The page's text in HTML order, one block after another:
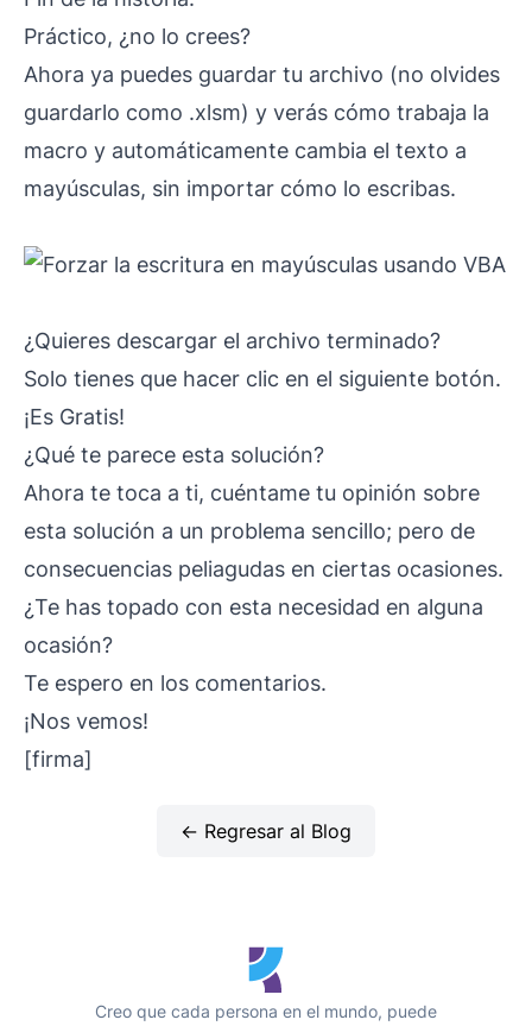
Práctico, ¿no lo crees?
Ahora ya puedes guardar tu archivo (no olvides
guardarlo como .xlsm) y verás cómo trabaja la
macro y automáticamente cambia el texto a
mayúsculas, sin importar cómo lo escribas.
¿Quieres descargar el archivo terminado?
Solo tienes que hacer clic en el siguiente botón.
¡Es Gratis!
¿Qué te parece esta solución?
Ahora te toca a ti, cuéntame tu opinión sobre
esta solución a un problema sencillo; pero de
consecuencias peliagudas en ciertas ocasiones.
¿Te has topado con esta necesidad en alguna
ocasión?
Te espero en los comentarios.
¡Nos vemos!
[firma]
← Regresar al Blog
Creo que cada persona en el mundo, puede